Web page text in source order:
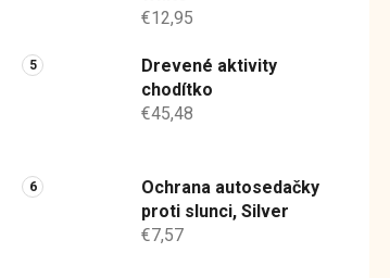
€12,95
Drevené aktivity
chodítko
€45,48
Ochrana autosedačky
proti slunci, Silver
€7,57